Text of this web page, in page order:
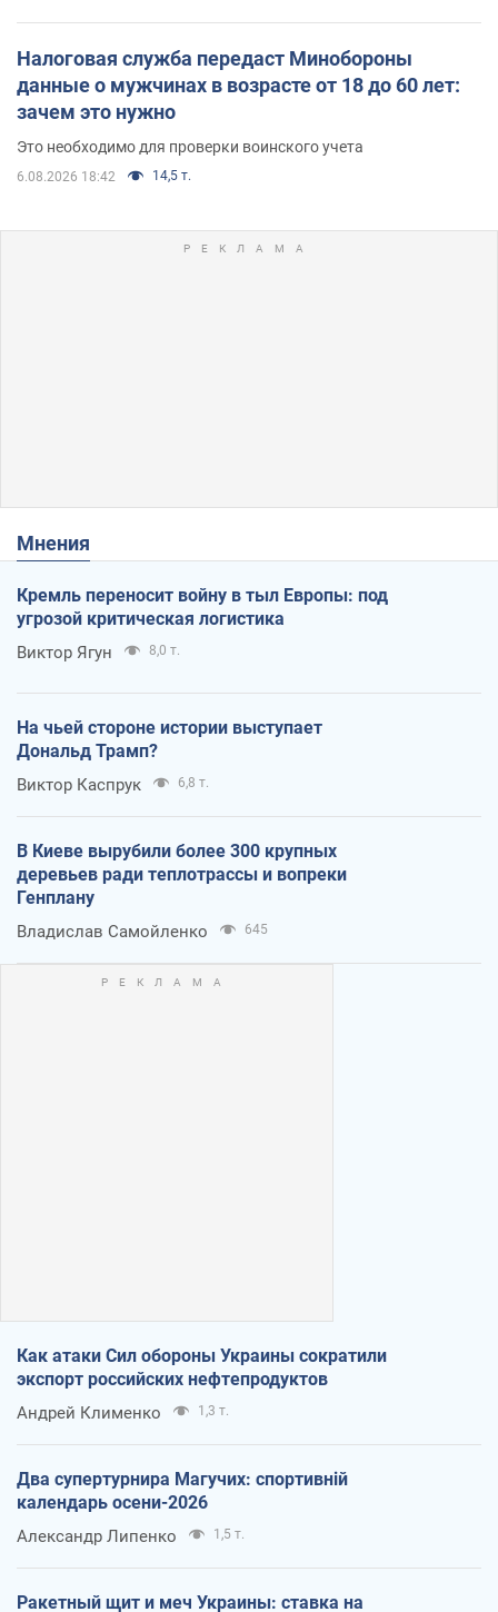
Налоговая служба передаст Минобороны
данные о мужчинах в возрасте от 18 до 60 лет:
зачем это нужно
Это необходимо для проверки воинского учета
6.08.2026 18:42 14,5 т.
Мнения
Кремль переносит войну в тыл Европы: под
угрозой критическая логистика
Виктор Ягун 8,0 т.
На чьей стороне истории выступает
Дональд Трамп?
Виктор Каспрук 6,8 т.
В Киеве вырубили более 300 крупных
деревьев ради теплотрассы и вопреки
Генплану
Владислав Самойленко 645
Как атаки Сил обороны Украины сократили
экспорт российских нефтепродуктов
Андрей Клименко 1,3 т.
Два супертурнира Магучих: спортивній
календарь осени-2026
Александр Липенко 1,5 т.
Ракетный щит и меч Украины: ставка на